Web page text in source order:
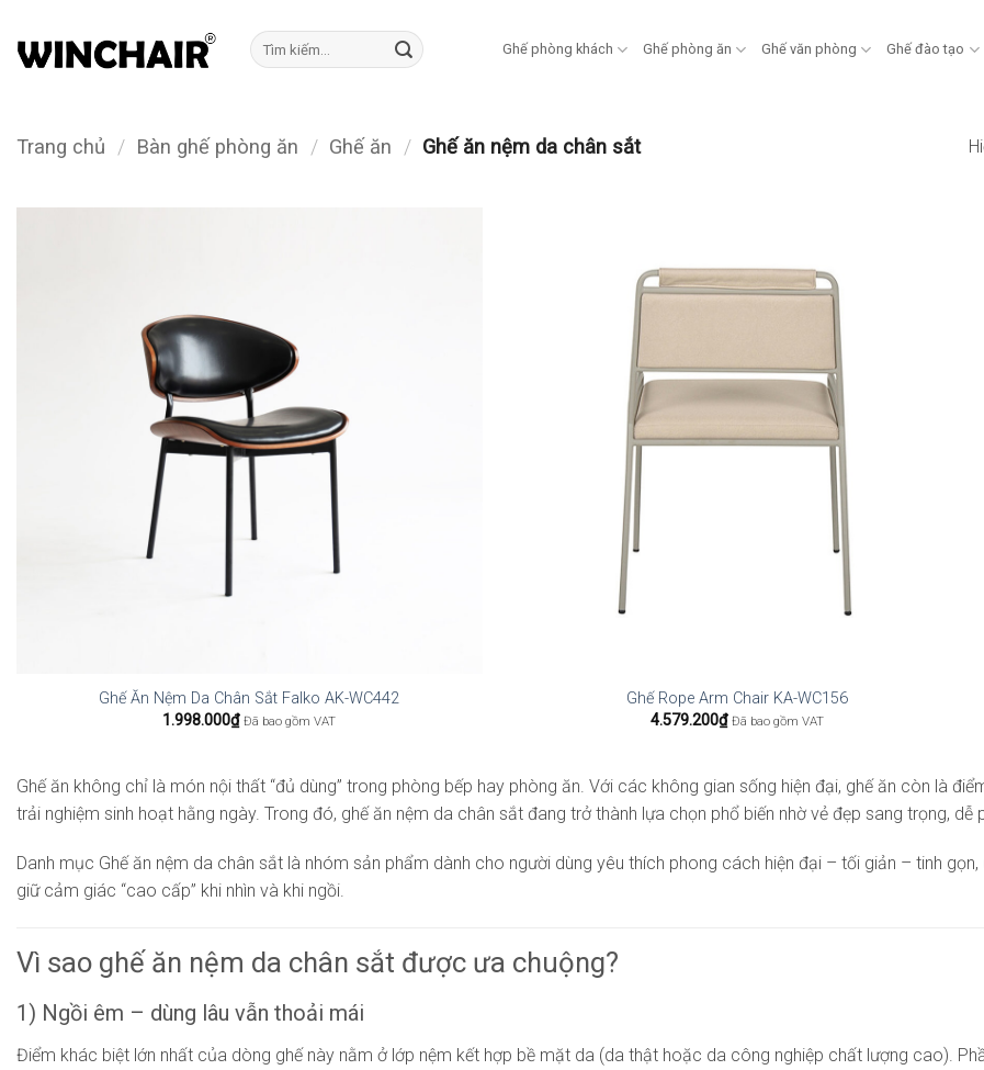
qua
Tìm
kiếm:
Ghế phòng khách Ghế phòng ăn Ghế văn phòng Ghế đào tạo
Trang chủ / Bàn ghế phòng ăn / Ghế ăn / Ghế ăn nệm da chân sắt
Ghế Ăn Nệm Da Chân Sắt Falko AK-WC442
1.998.000₫ Đã bao gồm VAT
Ghế Rope Arm Chair KA-WC156
4.579.200₫ Đã bao gồm VAT
Ghế ăn không chỉ là món nội thất “đủ dùng” trong phòng bếp hay phòng ăn. Với các không gian sống hiện đại, ghế ăn còn là
trải nghiệm sinh hoạt hằng ngày. Trong đó, ghế ăn nệm da chân sắt đang trở thành lựa chọn phổ biến nhờ vẻ đẹp sang trọng, dễ
Danh mục Ghế ăn nệm da chân sắt là nhóm sản phẩm dành cho người dùng yêu thích phong cách hiện đại – tối giản – tinh
giữ cảm giác “cao cấp” khi nhìn và khi ngồi.
Vì sao ghế ăn nệm da chân sắt được ưa chuộng?
1) Ngồi êm – dùng lâu vẫn thoải mái
Điểm khác biệt lớn nhất của dòng ghế này nằm ở lớp nệm kết hợp bề mặt da (da thật hoặc da công nghiệp chất lượng cao).